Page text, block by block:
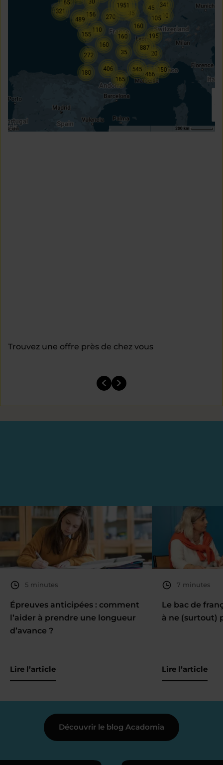
Trouvez une offre près de chez vous
5 minutes
Épreuves anticipées : comment
l’aider à prendre une longueur
d’avance ?
Lire l’article
7 minutes
Le bac de
à ne (surtout)
Lire l’article
Découvrir le blog Acadomia